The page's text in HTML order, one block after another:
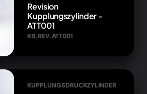
Revision
Kupplungszylinder -
ATT001
KB.REV.ATT001
KUPPLUNGSDRUCKZYLINDER